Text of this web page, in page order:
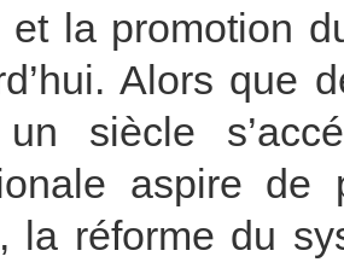
et la promotion
Alors que
siècle
aspire
la réforme du